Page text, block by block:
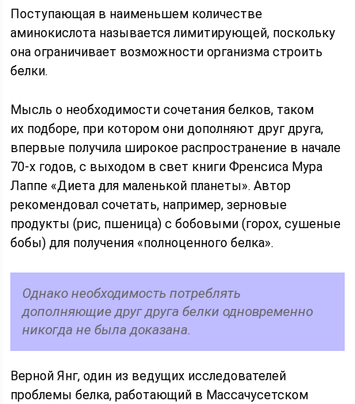
Поступающая в наимень­шем количестве
аминокислота назы­вается лимитирующей, поскольку
она ограничивает возможности организ­ма строить
белки.
Мысль о необходимости сочетания белков, таком
их подборе, при кото­ром они дополняют друг друга,
впер­вые получила широкое распростране­ние в начале
70-х годов, с выходом в свет книги Френсиса Мура
Лаппе «Ди­ета для маленькой планеты». Автор
рекомендовал сочетать, например, зерновые
продукты (рис, пшеница) с бобовыми (горох, сушеные
бобы) для получения «полноценного белка».
Однако необходимость потреблять
дополняющие друг друга белки од­новременно
никогда не была доказа­на.
Верной Янг, один из ведущих ис­следователей
проблемы белка, рабо­тающий в Массачусетском